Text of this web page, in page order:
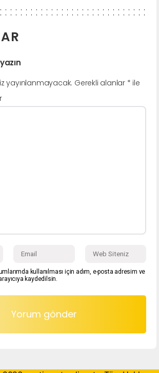
yayınlanmayacak. Gerekli alanlar * ile
kullanılması için adım, e-posta adresim ve
kaydedilsin.